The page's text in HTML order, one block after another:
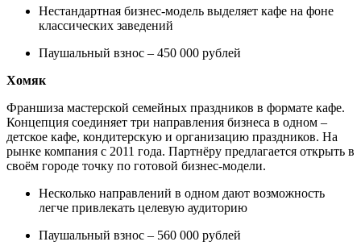
Нестандартная бизнес-модель выделяет кафе на фоне
классических заведений
Паушальный взнос – 450 000 рублей
Хомяк
Франшиза мастерской семейных праздников в формате кафе.
Концепция соединяет три направления бизнеса в одном –
детское кафе, кондитерскую и организацию праздников. На
рынке компания с 2011 года. Партнёру предлагается открыть в
своём городе точку по готовой бизнес-модели.
Несколько направлений в одном дают возможность
легче привлекать целевую аудиторию
Паушальный взнос – 560 000 рублей